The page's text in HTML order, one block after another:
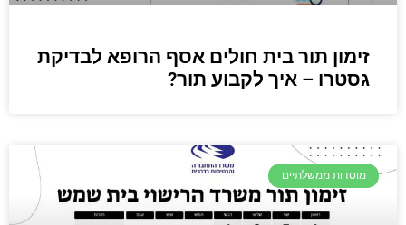
זימון תור בית חולים אסף הרופא לבדיקת
גסטרו – איך לקבוע תור?
מוסדות ממשלתיים